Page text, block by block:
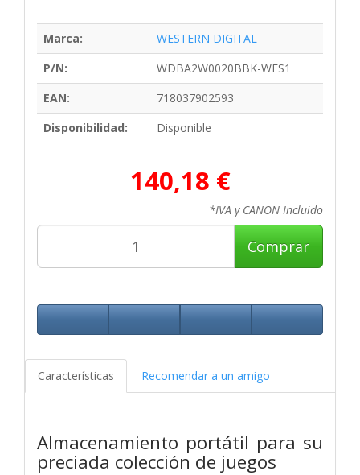
Marca:
WESTERN DIGITAL
P/N:
WDBA2W0020BBK-WES1
EAN:
718037902593
Disponibilidad:
Disponible
140,18 €
*IVA y CANON Incluido
Comprar
Características Recomendar a un amigo
Almacenamiento portátil para su
preciada colección de juegos